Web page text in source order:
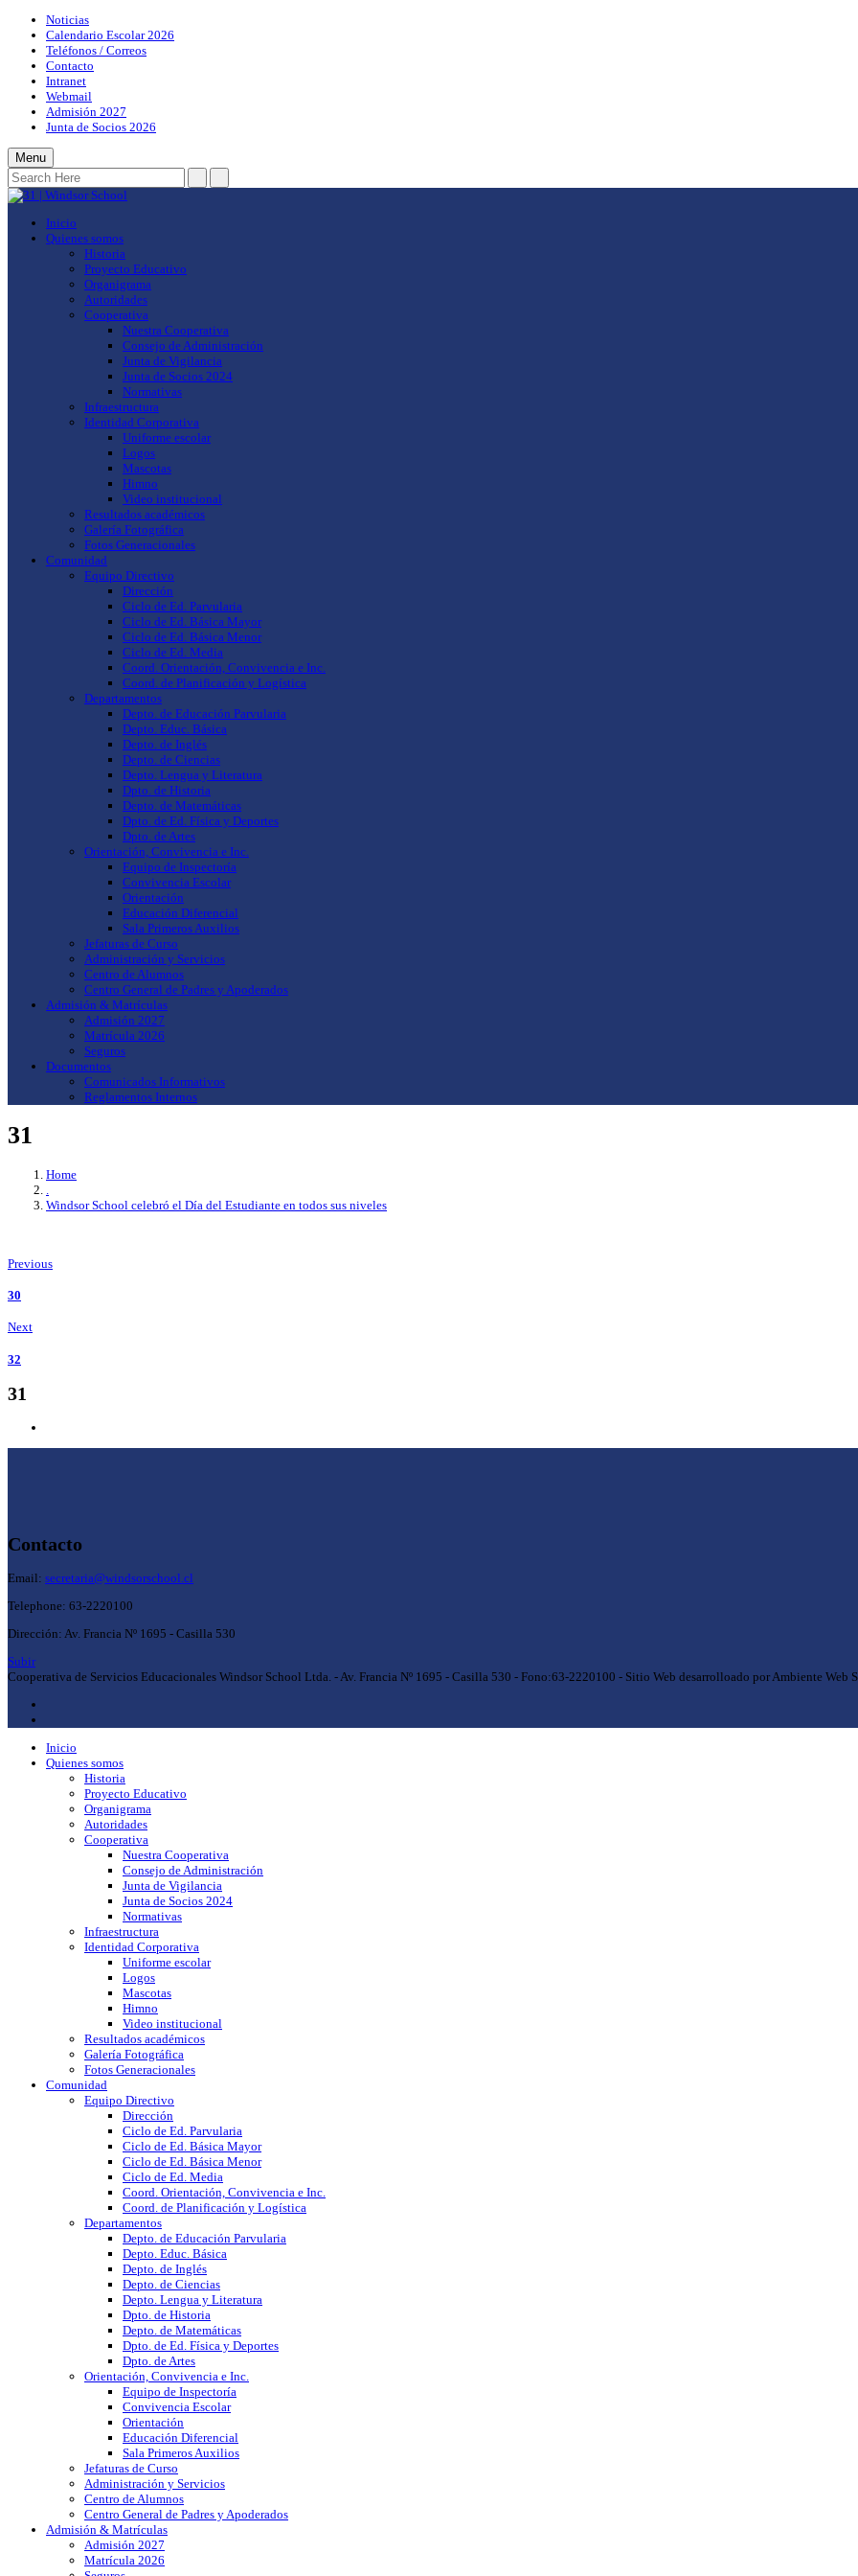
Noticias
Calendario Escolar 2026
Teléfonos / Correos
Contacto
Intranet
Webmail
Admisión 2027
Junta de Socios 2026
Menu
Inicio
Quienes somos
Historia
Proyecto Educativo
Organigrama
Autoridades
Cooperativa
Nuestra Cooperativa
Consejo de Administración
Junta de Vigilancia
Junta de Socios 2024
Normativas
Infraestructura
Identidad Corporativa
Uniforme escolar
Logos
Mascotas
Himno
Video institucional
Resultados académicos
Galería Fotográfica
Fotos Generacionales
Comunidad
Equipo Directivo
Dirección
Ciclo de Ed. Parvularia
Ciclo de Ed. Básica Mayor
Ciclo de Ed. Básica Menor
Ciclo de Ed. Media
Coord. Orientación, Convivencia e Inc.
Coord. de Planificación y Logística
Departamentos
Depto. de Educación Parvularia
Depto. Educ. Básica
Depto. de Inglés
Depto. de Ciencias
Depto. Lengua y Literatura
Dpto. de Historia
Depto. de Matemáticas
Dpto. de Ed. Física y Deportes
Dpto. de Artes
Orientación, Convivencia e Inc.
Equipo de Inspectoría
Convivencia Escolar
Orientación
Educación Diferencial
Sala Primeros Auxilios
Jefaturas de Curso
Administración y Servicios
Centro de Alumnos
Centro General de Padres y Apoderados
Admisión & Matrículas
Admisión 2027
Matrícula 2026
Seguros
Documentos
Comunicados Informativos
Reglamentos Internos
31
Home
Windsor School celebró el Día del Estudiante en todos sus niveles
Previous
30
Next
32
31
Contacto
Email: secretaria@windsorschool.cl
Telephone: 63-2220100
Dirección: Av. Francia Nº 1695 - Casilla 530
Subir
Cooperativa de Servicios Educacionales Windsor School Ltda. - Av. Francia Nº 1695 - Casilla 530 - Fono:63-2220100 - Sitio Web desarrolloado por Ambiente Web
Inicio
Quienes somos
Historia
Proyecto Educativo
Organigrama
Autoridades
Cooperativa
Nuestra Cooperativa
Consejo de Administración
Junta de Vigilancia
Junta de Socios 2024
Normativas
Infraestructura
Identidad Corporativa
Uniforme escolar
Logos
Mascotas
Himno
Video institucional
Resultados académicos
Galería Fotográfica
Fotos Generacionales
Comunidad
Equipo Directivo
Dirección
Ciclo de Ed. Parvularia
Ciclo de Ed. Básica Mayor
Ciclo de Ed. Básica Menor
Ciclo de Ed. Media
Coord. Orientación, Convivencia e Inc.
Coord. de Planificación y Logística
Departamentos
Depto. de Educación Parvularia
Depto. Educ. Básica
Depto. de Inglés
Depto. de Ciencias
Depto. Lengua y Literatura
Dpto. de Historia
Depto. de Matemáticas
Dpto. de Ed. Física y Deportes
Dpto. de Artes
Orientación, Convivencia e Inc.
Equipo de Inspectoría
Convivencia Escolar
Orientación
Educación Diferencial
Sala Primeros Auxilios
Jefaturas de Curso
Administración y Servicios
Centro de Alumnos
Centro General de Padres y Apoderados
Admisión & Matrículas
Admisión 2027
Matrícula 2026